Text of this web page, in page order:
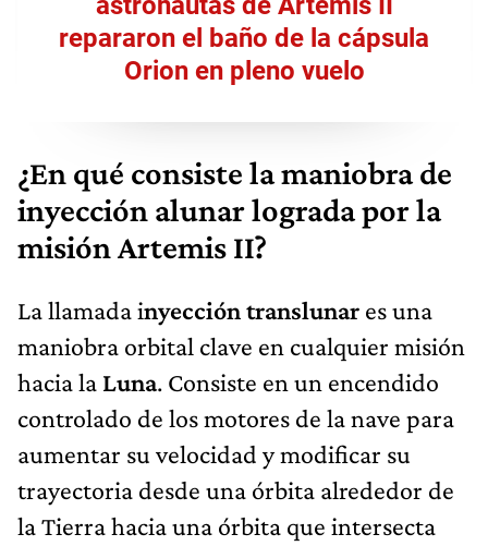
repararon el baño de la cápsula
Orion en pleno vuelo
¿En qué consiste la maniobra de
inyección alunar lograda por la
misión Artemis II?
La llamada inyección translunar es una
maniobra orbital clave en cualquier misión
hacia la Luna. Consiste en un encendido
controlado de los motores de la nave para
aumentar su velocidad y modificar su
trayectoria desde una órbita alrededor de
la Tierra hacia una órbita que intersecta